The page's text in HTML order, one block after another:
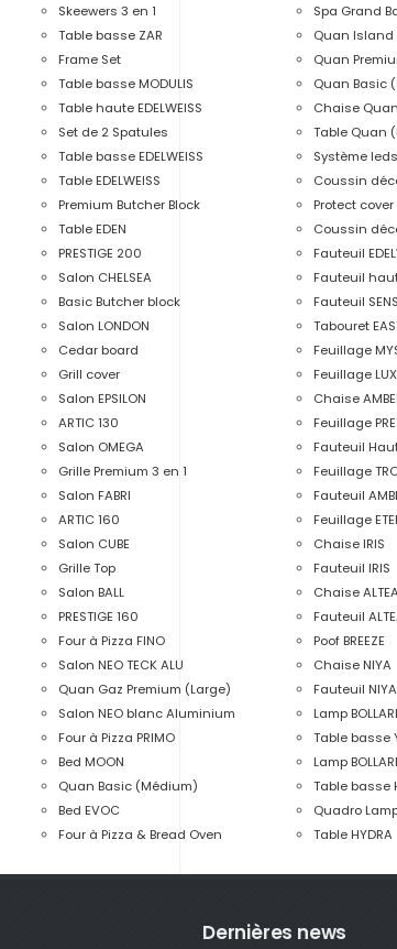
Skeewers 3 en 1
Table basse ZAR
Frame Set
Table basse MODULIS
Table haute EDELWEISS
Set de 2 Spatules
Table basse EDELWEISS
Table EDELWEISS
Premium Butcher Block
Table EDEN
PRESTIGE 200
Salon CHELSEA
Basic Butcher block
Salon LONDON
Cedar board
Grill cover
Salon EPSILON
ARTIC 130
Salon OMEGA
Grille Premium 3 en 1
Salon FABRI
ARTIC 160
Salon CUBE
Grille Top
Salon BALL
PRESTIGE 160
Four à Pizza FINO
Salon NEO TECK ALU
Quan Gaz Premium (Large)
Salon NEO blanc Aluminium
Four à Pizza PRIMO
Bed MOON
Quan Basic (Médium)
Bed EVOC
Four à Pizza & Bread Oven
Spa Grand
Quan
Quan
Quan Basic
Chaise Quan
Table Quan
Système
Coussin
Protect cover
Coussin
Fauteuil
Fauteuil haut
Fauteuil
Tabouret
Feuillage
Feuillage
Chaise
Feuillage
Fauteuil Haut
Feuillage
Fauteuil
Feuillage
Chaise IRIS
Fauteuil IRIS
Chaise ALTEA
Fauteuil
Poof BREEZE
Chaise NIYA
Fauteuil NIYA
Lamp
Table basse
Lamp
Table basse
Quadro
Table HYDRA
Dernières news